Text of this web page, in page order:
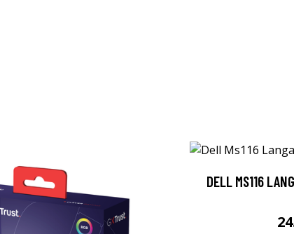
DELL MS116